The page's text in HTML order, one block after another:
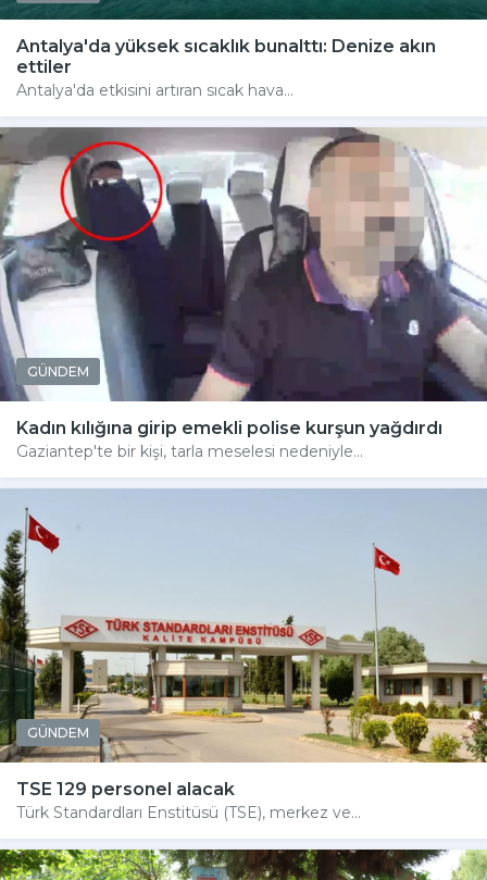
Antalya'da yüksek sıcaklık bunalttı: Denize akın
ettiler
Antalya'da etkisini artıran sıcak hava...
GÜNDEM
Kadın kılığına girip emekli polise kurşun yağdırdı
Gaziantep'te bir kişi, tarla meselesi nedeniyle...
GÜNDEM
TSE 129 personel alacak
Türk Standardları Enstitüsü (TSE), merkez ve...